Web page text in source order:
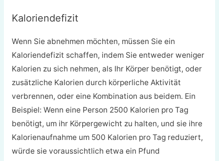
Kaloriendefizit
Wenn Sie abnehmen möchten, müssen Sie ein
Kaloriendefizit schaffen, indem Sie entweder weniger
Kalorien zu sich nehmen, als Ihr Körper benötigt, oder
zusätzliche Kalorien durch körperliche Aktivität
verbrennen, oder eine Kombination aus beidem. Ein
Beispiel: Wenn eine Person 2500 Kalorien pro Tag
benötigt, um ihr Körpergewicht zu halten, und sie ihre
Kalorienaufnahme um 500 Kalorien pro Tag reduziert,
würde sie voraussichtlich etwa ein Pfund